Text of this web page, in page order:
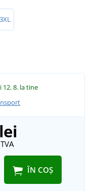
3XL
12. 8. la tine
ÎN COȘ